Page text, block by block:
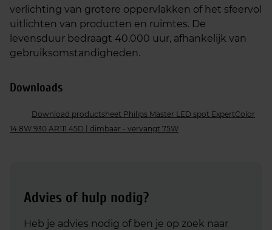
verlichting van grotere oppervlakken of het sfeervol
uitlichten van producten en ruimtes. De
levensduur bedraagt 40.000 uur, afhankelijk van
gebruiksomstandigheden.
Downloads
Download productsheet Philips Master LED spot ExpertColor
14.8W 930 AR111 45D | dimbaar - vervangt 75W
Advies of hulp nodig?
Heb je advies nodig of ben je op zoek naar